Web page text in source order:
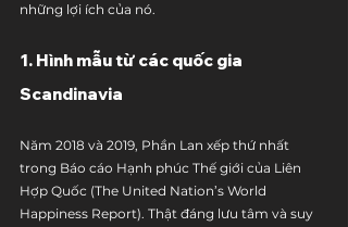
những lợi ích của nó.
1. Hình mẫu từ các quốc gia
Scandinavia
Năm 2018 và 2019, Phần Lan xếp thứ nhất
trong Báo cáo Hạnh phúc Thế giới của Liên
Hợp Quốc (The United Nation’s World
Happiness Report). Thật đáng lưu tâm và suy